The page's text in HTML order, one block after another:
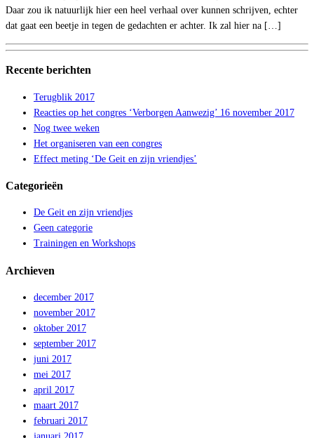
Daar zou ik natuurlijk hier een heel verhaal over kunnen schrijven, echter
dat gaat een beetje in tegen de gedachten er achter. Ik zal hier na […]
Recente berichten
Terugblik 2017
Reacties op het congres ‘Verborgen Aanwezig’ 16 november 2017
Nog twee weken
Het organiseren van een congres
Effect meting ‘De Geit en zijn vriendjes’
Categorieën
De Geit en zijn vriendjes
Geen categorie
Trainingen en Workshops
Archieven
december 2017
november 2017
oktober 2017
september 2017
juni 2017
mei 2017
april 2017
maart 2017
februari 2017